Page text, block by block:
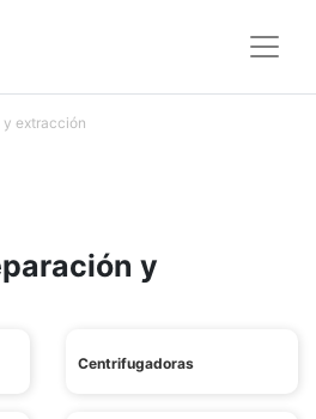
y extracción
y
Centrifugadoras